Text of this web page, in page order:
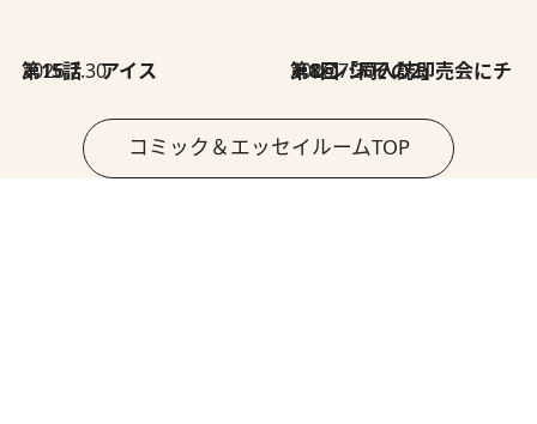
2026.7.30
第15話 アイス 2026.7.30
第8回「同人誌即売会にチャレンジ その2」
コミック＆エッセイルームTOP